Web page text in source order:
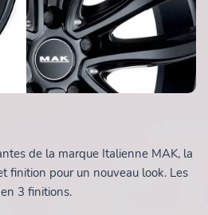
de la marque Italienne MAK, la
finition pour un nouveau look. Les
3 finitions.